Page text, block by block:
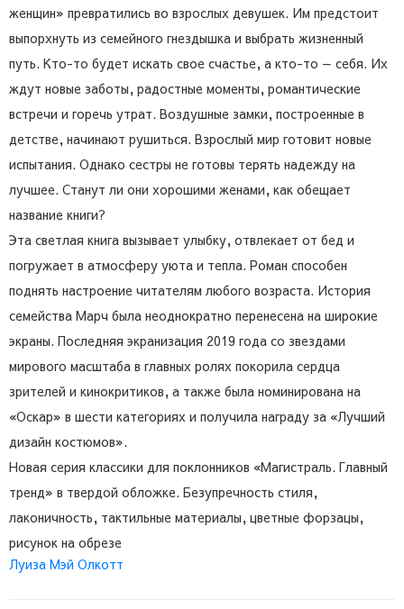
женщин» превратились во взрослых девушек. Им предстоит
выпорхнуть из семейного гнездышка и выбрать жизненный
путь. Кто-то будет искать свое счастье, а кто-то — себя. Их
ждут новые заботы, радостные моменты, романтические
встречи и горечь утрат. Воздушные замки, построенные в
детстве, начинают рушиться. Взрослый мир готовит новые
испытания. Однако сестры не готовы терять надежду на
лучшее. Станут ли они хорошими женами, как обещает
название книги?
Эта светлая книга вызывает улыбку, отвлекает от бед и
погружает в атмосферу уюта и тепла. Роман способен
поднять настроение читателям любого возраста. История
семейства Марч была неоднократно перенесена на широкие
экраны. Последняя экранизация 2019 года со звездами
мирового масштаба в главных ролях покорила сердца
зрителей и кинокритиков, а также была номинирована на
«Оскар» в шести категориях и получила награду за «Лучший
дизайн костюмов».
Новая серия классики для поклонников «Магистраль. Главный
тренд» в твердой обложке. Безупречность стиля,
лаконичность, тактильные материалы, цветные форзацы,
рисунок на обрезе
Луиза Мэй Олкотт